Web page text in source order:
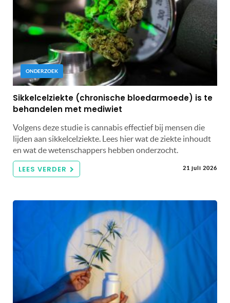
ONDERZOEK
Sikkelcelziekte (chronische bloedarmoede) is te
behandelen met mediwiet
Volgens deze studie is cannabis effectief bij mensen die
lijden aan sikkelcelziekte. Lees hier wat de ziekte inhoudt
en wat de wetenschappers hebben onderzocht.
LEES VERDER 21 juli 2026